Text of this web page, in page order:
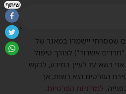
שמסרתי יישמרו במאגר של
אשדוד") לצורך טיפול
אני רשאי/ת לעיין במידע, לבקש
הפרטים היא רשות, אך
למדיניות הפרטיות.
שיתוף